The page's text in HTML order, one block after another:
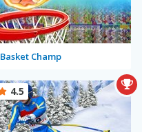
Basket Champ
4.5